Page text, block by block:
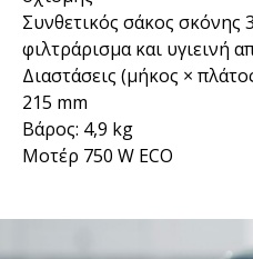
Συνθετικός σάκος σκόνης
φιλτράρισμα και υγιεινή
Διαστάσεις (μήκος ×
215 mm
Βάρος: 4,9 kg
Μοτέρ 750 W ECO